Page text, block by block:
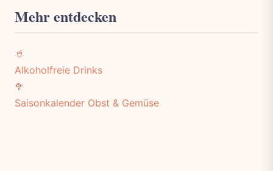
Mehr entdecken
🥤
Alkoholfreie Drinks
🥦
Saisonkalender Obst & Gemüse